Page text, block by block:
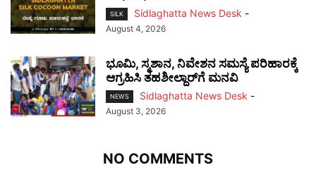
SILK Sidlaghatta News Desk -
August 4, 2026
ಭೂಮಿ, ಸ್ಮಶಾನ, ನಿವೇಶನ ಸಮಸ್ಯೆ ಪರಿಹಾರಕ್ಕೆ
ಆಗ್ರಹಿಸಿ ತಹಶೀಲ್ದಾರ್‌ಗೆ ಮನವಿ
NEWS Sidlaghatta News Desk -
August 3, 2026
NO COMMENTS